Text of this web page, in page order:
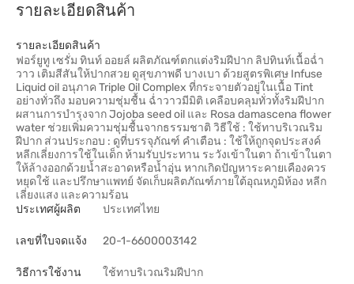
รายละเอียดสินค้า
รายละเอียดสินค้า
ฟอร์ยูทู เซรั่ม ทินท์ ออยล์ ผลิตภัณฑ์ตกแต่งริมฝีปาก ลิปทินท์เนื้อฉ่ำ
วาว เติมสีสันให้ปากสวย ดูสุขภาพดี บางเบา ด้วยสูตรพิเศษ Infuse
Liquid oil อนุภาค Triple Oil Complex ที่กระจายตัวอยู่ในเนื้อ Tint
อย่างทั่วถึง มอบความชุ่มชื้น ฉ่ำวาวมีมิติ เคลือบคลุมทั่วทั้งริมฝีปาก
ผสานการบำรุงจาก Jojoba seed oil และ Rosa damascena flower
water ช่วยเพิ่มความชุ่มชื้นจากธรรมชาติ วิธีใช้ : ใช้ทาบริเวณริม
ฝีปาก ส่วนประกอบ : ดูที่บรรจุภัณฑ์ คำเตือน : ใช้ให้ถูกจุดประสงค์
หลีกเลี่ยงการใช้ในเด็ก ห้ามรับประทาน ระวังเข้าในตา ถ้าเข้าในตา
ให้ล้างออกด้วยน้ำสะอาดหรือน้ำอุ่น หากเกิดปัญหาระคายเคืองควร
หยุดใช้ และปรึกษาแพทย์ จัดเก็บผลิตภัณฑ์ภายใต้อุณหภูมิห้อง หลีก
เลี่ยงแสง และความร้อน
ประเทศผู้ผลิต
ประเทศไทย
เลขที่ใบจดแจ้ง 20-1-6600003142
วิธีการใช้งาน ใช้ทาบริเวณริมฝีปาก